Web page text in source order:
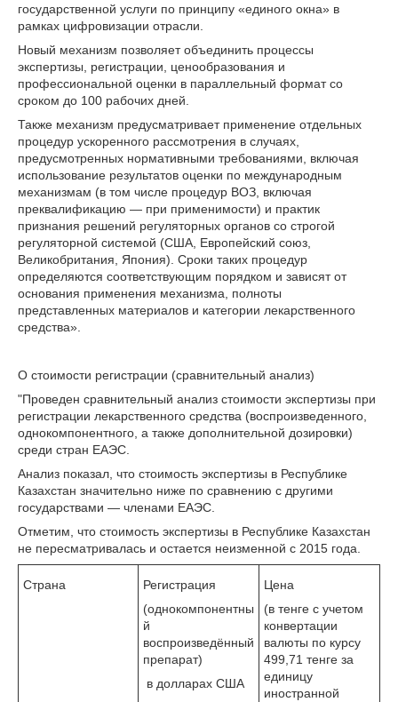
государственной услуги по принципу «единого окна» в
рамках цифровизации отрасли.
Новый механизм позволяет объединить процессы
экспертизы, регистрации, ценообразования и
профессиональной оценки в параллельный формат со
сроком до 100 рабочих дней.
Также механизм предусматривает применение отдельных
процедур ускоренного рассмотрения в случаях,
предусмотренных нормативными требованиями, включая
использование результатов оценки по международным
механизмам (в том числе процедур ВОЗ, включая
преквалификацию — при применимости) и практик
признания решений регуляторных органов со строгой
регуляторной системой (США, Европейский союз,
Великобритания, Япония). Сроки таких процедур
определяются соответствующим порядком и зависят от
основания применения механизма, полноты
представленных материалов и категории лекарственного
средства».
О стоимости регистрации (сравнительный анализ)
"Проведен сравнительный анализ стоимости экспертизы при
регистрации лекарственного средства (воспроизведенного,
однокомпонентного, а также дополнительной дозировки)
среди стран ЕАЭС.
Анализ показал, что стоимость экспертизы в Республике
Казахстан значительно ниже по сравнению с другими
государствами — членами ЕАЭС.
Отметим, что стоимость экспертизы в Республике Казахстан
не пересматривалась и остается неизменной с 2015 года.
Страна
Регистрация
(однокомпонентны
й
воспроизведённый
препарат)
в долларах США
Цена
(в тенге с учетом
конвертации
валюты по курсу
499,71 тенге за
единицу
иностранной